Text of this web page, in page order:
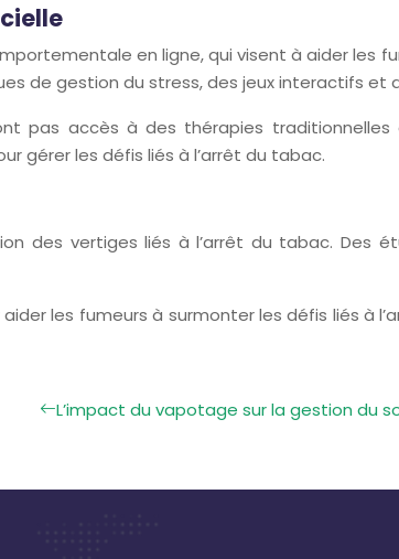
en ligne, qui visent à aider les
de gestion du stress, des jeux interactifs et
pas accès à des thérapies
gérer les défis liés à l’arrêt du tabac.
des vertiges liés à l’arrêt du tabac. Des
les fumeurs à surmonter les défis liés à
L’impact du vapotage sur la gestion du